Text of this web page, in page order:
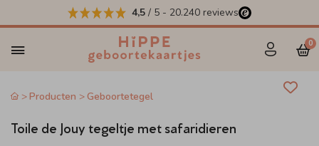
4,5 / 5 - 20.240 reviews
0
Producten Geboortetegel
Toile de Jouy tegeltje met safaridieren